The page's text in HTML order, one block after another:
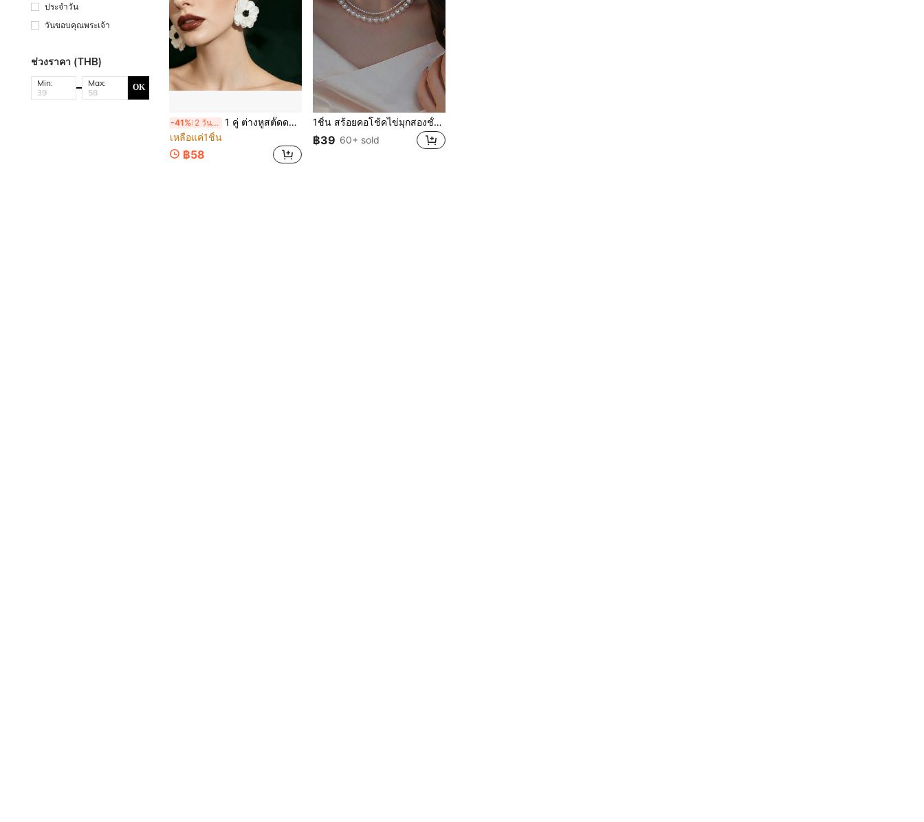
ประจำวัน
วันขอบคุณพระเจ้า
ช่วงราคา (THB)
Min: Max: OK
-41% 2 วันสุดท้าย
1 คู่ ต่างหูสตั๊ดดอกไม้ผ้าเทียมแฟชั่นมินิมอล เหมาะสำหรับการเดินทางประจำวัน ลำลอง และการออกเดท
เหลือแค่1ชิ้น
฿58
1ชิ้น สร้อยคอโช้คไข่มุกสองชั้น, สร้อยคอไข่มุกเทียมสไตล์ฝรั่งเศสที่สง่างามสำหรับผู้หญิง, สร้อยคอน้ำหนักเบาหรูหราเหมาะสำหรับWork, Outdoor, Date Occasions
฿39 60+ sold